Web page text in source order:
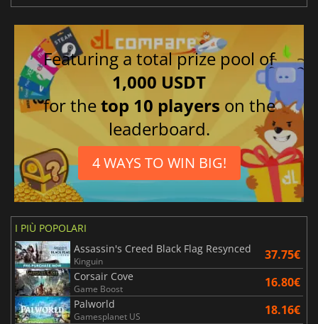
Featuring a total prize pool of
1,000 USDT
for thetop 10 players on the
leaderboard.
4 WAYS TO WIN BIG!
I PIÙ POPOLARI
Assassin's Creed Black Flag Resynced
Kinguin 37.75€
Corsair Cove
Game Boost 16.80€
Palworld
Gamesplanet US 18.16€